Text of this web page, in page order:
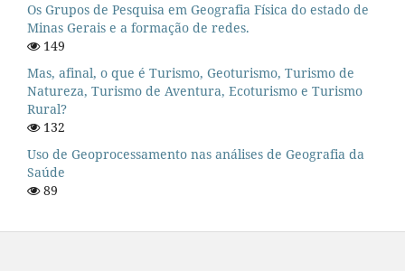
Os Grupos de Pesquisa em Geografia Física do estado de
Minas Gerais e a formação de redes.
149
Mas, afinal, o que é Turismo, Geoturismo, Turismo de
Natureza, Turismo de Aventura, Ecoturismo e Turismo
Rural?
132
Uso de Geoprocessamento nas análises de Geografia da
Saúde
89